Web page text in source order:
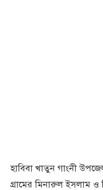
হাবিবা খাতুন গাংনী
গ্রামের মিনারুল ইসলাম ও